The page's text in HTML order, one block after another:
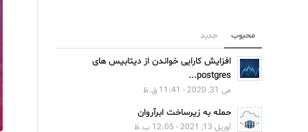
محبوب جدید
افزایش کارایی خواندن از دیتابیس های
postgres...
می 31, 2020 - 11:41 ق.ظ
حمله به زیرساخت ابرآروان
آوریل 13, 2021 - 12:05 ب.ظ